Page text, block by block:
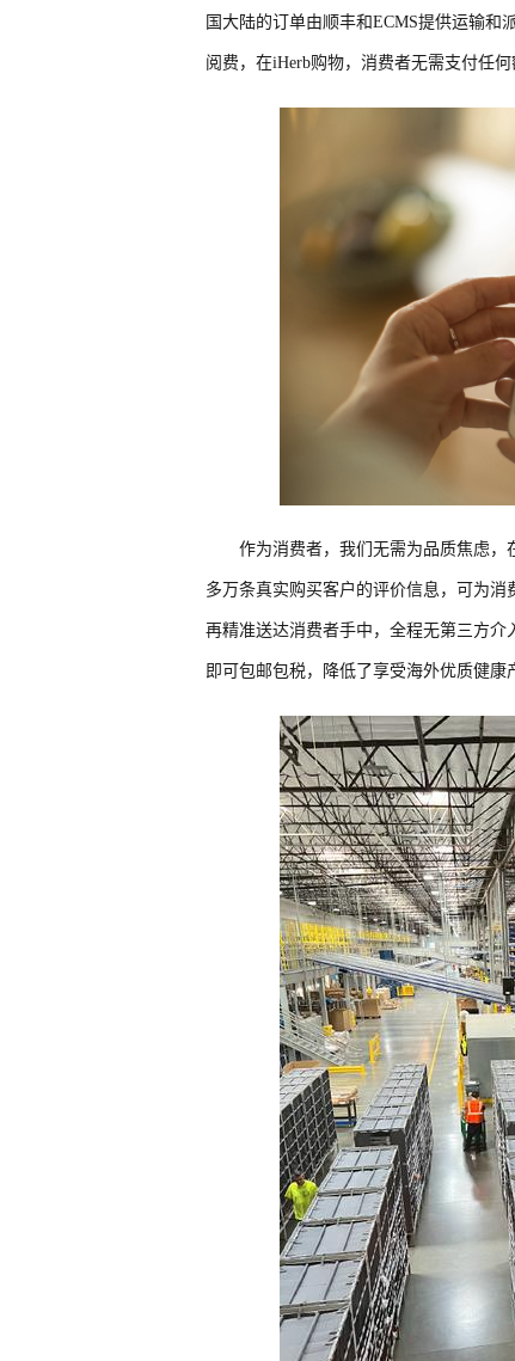
国大陆的订单由顺丰和ECMS提供运输和
阅费，在iHerb购物，消费者无需支付任
作为消费者，我们无需为品质焦虑，
多万条真实购买客户的评价信息，可为消
再精准送达消费者手中，全程无第三方
即可包邮包税，降低了享受海外优质健康